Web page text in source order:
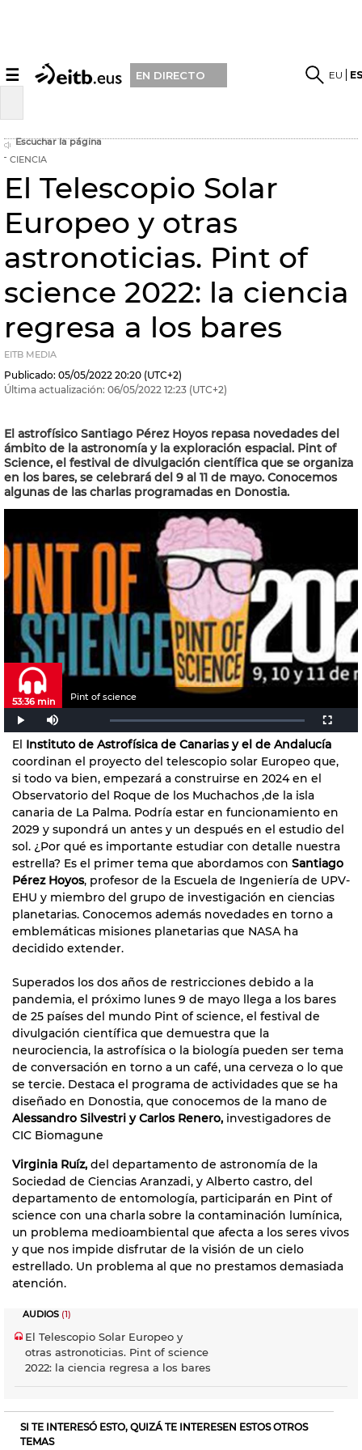
☰ EN DIRECTO EU
Escuchar la página
CIENCIA
El Telescopio Solar
Europeo y otras
astronoticias. Pint of
science 2022: la ciencia
regresa a los bares
EITB MEDIA
Publicado: 05/05/2022 20:20 (UTC+2)
Última actualización: 06/05/2022 12:23 (UTC+2)
El astrofísico Santiago Pérez Hoyos repasa novedades del
ámbito de la astronomía y la exploración espacial. Pint of
Science, el festival de divulgación científica que se organiza
en los bares, se celebrará del 9 al 11 de mayo. Conocemos
algunas de las charlas programadas en Donostia.
Pint of science
53:36 min
El Instituto de Astrofísica de Canarias y el de Andalucía
coordinan el proyecto del telescopio solar Europeo que,
si todo va bien, empezará a construirse en 2024 en el
Observatorio del Roque de los Muchachos ,de la isla
canaria de La Palma. Podría estar en funcionamiento en
2029 y supondrá un antes y un después en el estudio del
sol. ¿Por qué es importante estudiar con detalle nuestra
estrella? Es el primer tema que abordamos con Santiago
Pérez Hoyos, profesor de la Escuela de Ingeniería de UPV-
EHU y miembro del grupo de investigación en ciencias
planetarias. Conocemos además novedades en torno a
emblemáticas misiones planetarias que NASA ha
decidido extender.
Superados los dos años de restricciones debido a la
pandemia, el próximo lunes 9 de mayo llega a los bares
de 25 países del mundo Pint of science, el festival de
divulgación científica que demuestra que la
neurociencia, la astrofísica o la biología pueden ser tema
de conversación en torno a un café, una cerveza o lo que
se tercie. Destaca el programa de actividades que se ha
diseñado en Donostia, que conocemos de la mano de
Alessandro Silvestri y Carlos Renero, investigadores de
CIC Biomagune
Virginia Ruíz, del departamento de astronomía de la
Sociedad de Ciencias Aranzadi, y Alberto castro, del
departamento de entomología, participarán en Pint of
science con una charla sobre la contaminación lumínica,
un problema medioambiental que afecta a los seres vivos
y que nos impide disfrutar de la visión de un cielo
estrellado. Un problema al que no prestamos demasiada
atención.
AUDIOS (1)
El Telescopio Solar Europeo y
otras astronoticias. Pint of science
2022: la ciencia regresa a los bares
SI TE INTERESÓ ESTO, QUIZÁ TE INTERESEN ESTOS OTROS
TEMAS